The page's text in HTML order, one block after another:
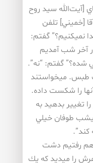
[آيت‌الله سيد روح
[خميني] تلفن
نميكنيم؟” گفتم:
آخر شب آمديم
شده؟” گفتم: “نه”.
طبس. ميخواستند
را شكست داده.
تغيير بدهيد به
طوفان خيلي
كند”.
هم رفتيم دشت
را ميديد كه يك